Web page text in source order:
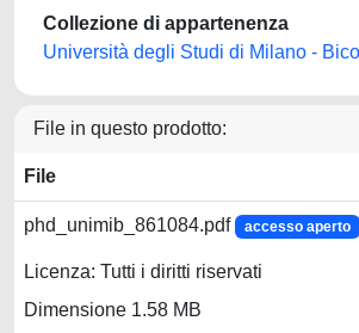
Collezione di appartenenza
Università degli Studi di Milano -
File in questo prodotto:
File
phd_unimib_861084.pdf accesso aperto
Licenza: Tutti i diritti riservati
Dimensione 1.58 MB